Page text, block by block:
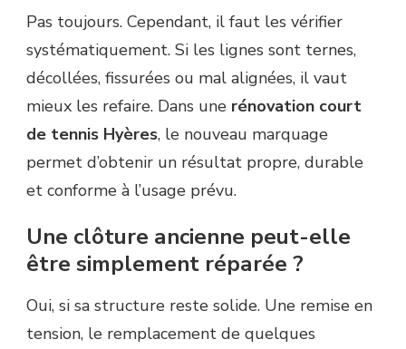
Pas toujours. Cependant, il faut les vérifier
systématiquement. Si les lignes sont ternes,
décollées, fissurées ou mal alignées, il vaut
mieux les refaire. Dans une rénovation court
de tennis Hyères, le nouveau marquage
permet d’obtenir un résultat propre, durable
et conforme à l’usage prévu.
Une clôture ancienne peut-elle
être simplement réparée ?
Oui, si sa structure reste solide. Une remise en
tension, le remplacement de quelques